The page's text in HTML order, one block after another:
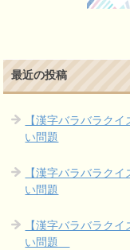
最近の投稿
【漢字バラバラク
い問題
【漢字バラバラク
い問題
【漢字バラバラク
い問題